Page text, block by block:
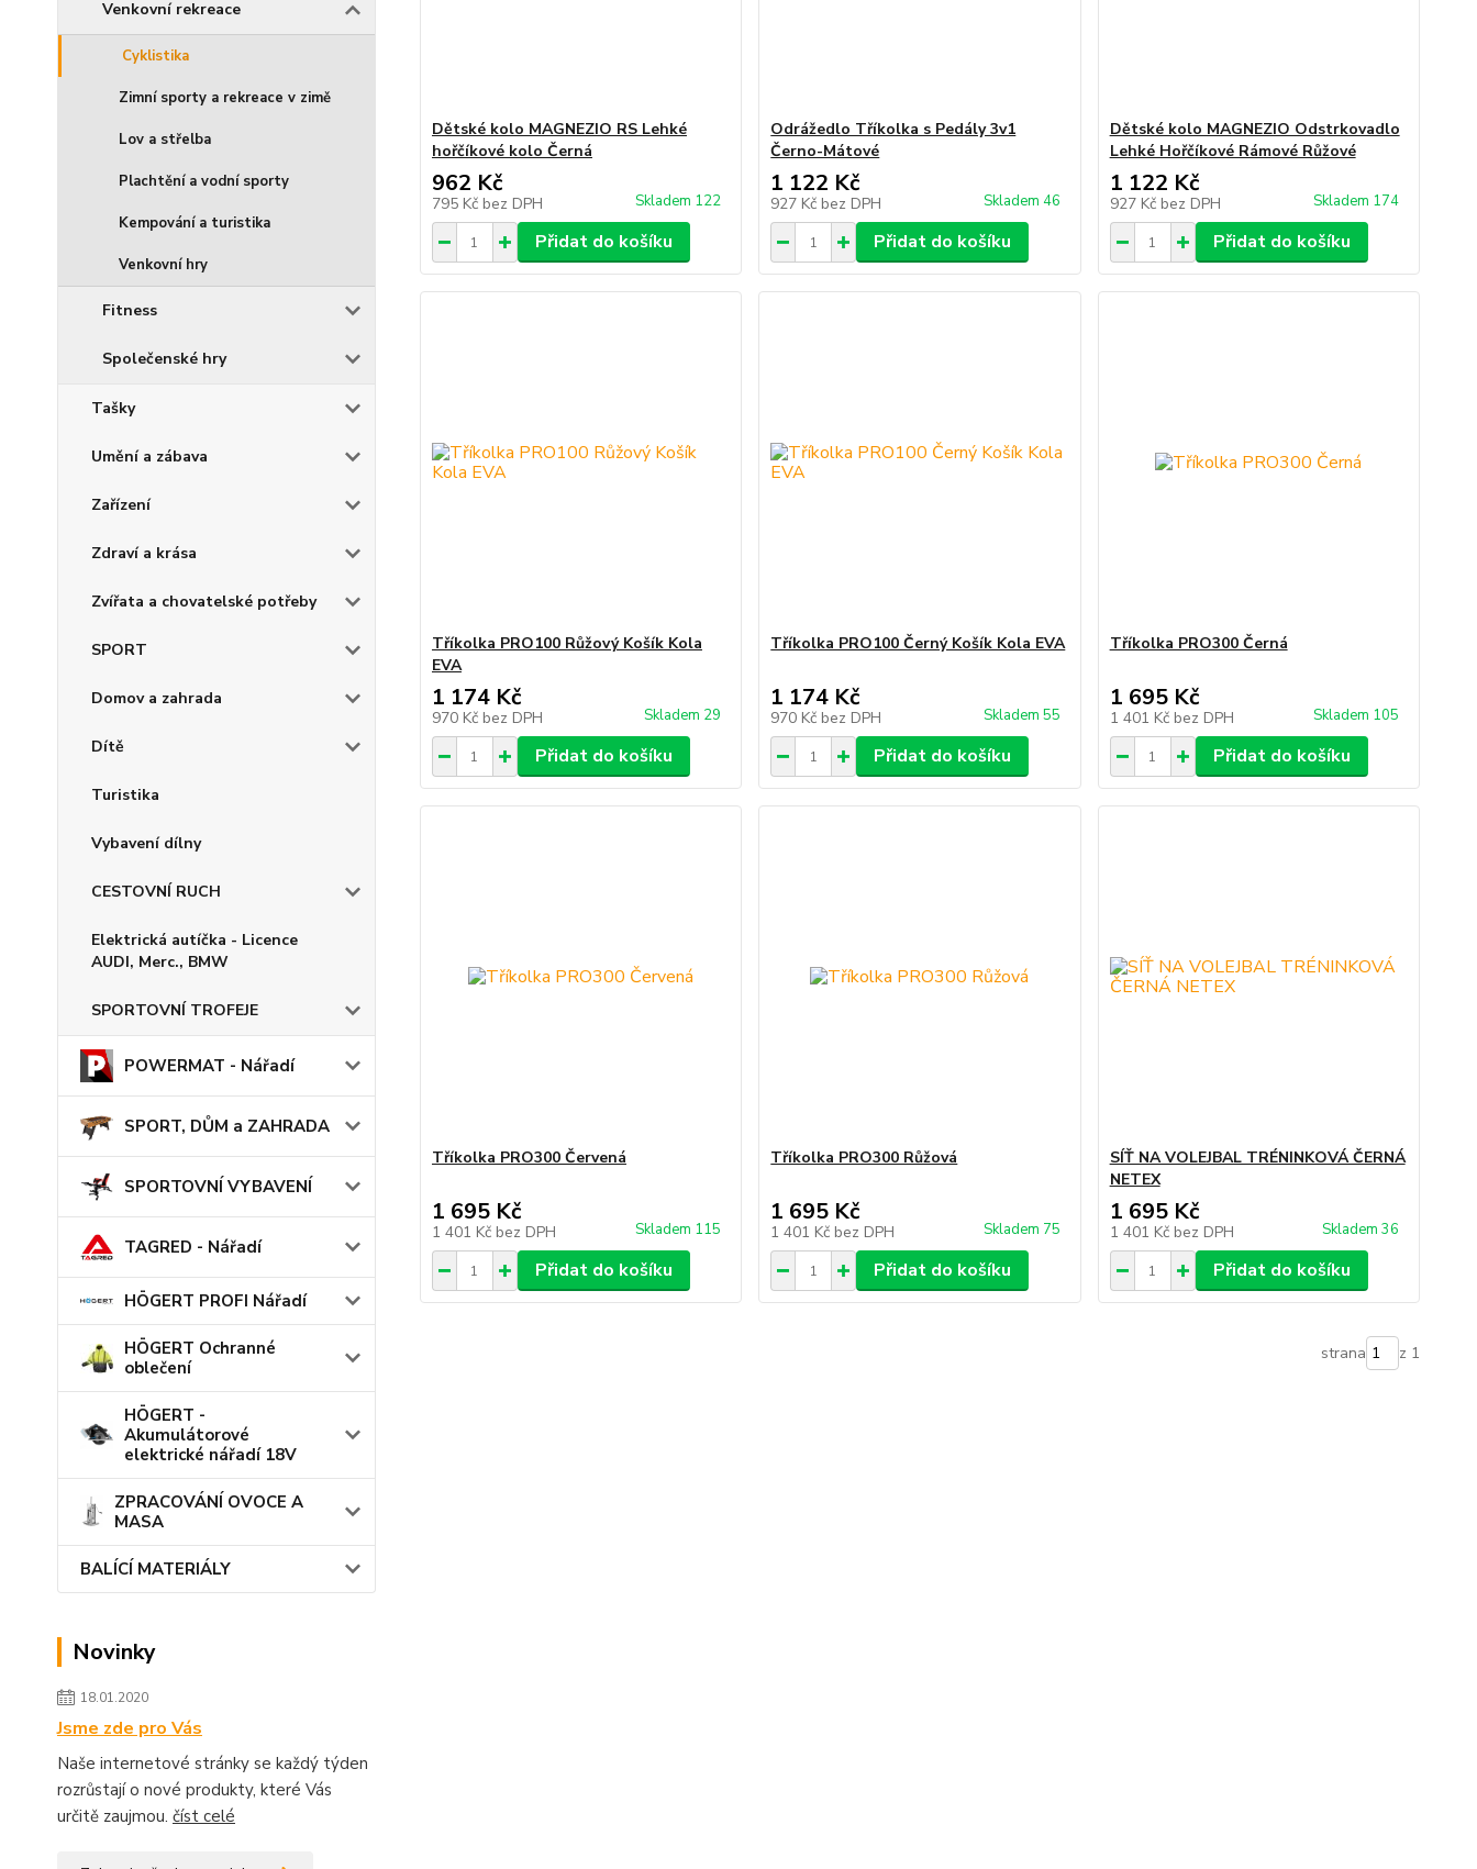
Venkovní rekreace
Cyklistika
Zimní sporty a rekreace v zimě
Lov a střelba
Plachtění a vodní sporty
Kempování a turistika
Venkovní hry
Fitness
Společenské hry
Tašky
Umění a zábava
Zařízení
Zdraví a krása
Zvířata a chovatelské potřeby
SPORT
Domov a zahrada
Dítě
Turistika
Vybavení dílny
CESTOVNÍ RUCH
Elektrická autíčka - Licence
AUDI, Merc., BMW
SPORTOVNÍ TROFEJE
POWERMAT - Nářadí
SPORT, DŮM a ZAHRADA
SPORTOVNÍ VYBAVENÍ
TAGRED - Nářadí
HÖGERT PROFI Nářadí
HÖGERT Ochranné
oblečení
HÖGERT -
Akumulátorové
elektrické nářadí 18V
ZPRACOVÁNÍ OVOCE A
MASA
BALÍCÍ MATERIÁLY
Novinky
18.01.2020
Jsme zde pro Vás
Naše internetové stránky se každý týden
rozrůstají o nové produkty, které Vás
určitě zaujmou. číst celé
Dětské kolo MAGNEZIO RS Lehké
hořčíkové kolo Černá
962 Kč
795 Kč bez DPH Skladem 122
Přidat do košíku
Odrážedlo Tříkolka s Pedály 3v1
Černo-Mátové
1 122 Kč
927 Kč bez DPH Skladem 46
Přidat do košíku
Dětské kolo MAGNEZIO Odstrkovadlo
Lehké Hořčíkové Rámové Růžové
1 122 Kč
927 Kč bez DPH Skladem 174
Přidat do košíku
Tříkolka PRO100 Růžový Košík Kola
EVA
1 174 Kč
970 Kč bez DPH Skladem 29
Přidat do košíku
Tříkolka PRO100 Černý Košík Kola EVA
1 174 Kč
970 Kč bez DPH Skladem 55
Přidat do košíku
Tříkolka PRO300 Černá
1 695 Kč
1 401 Kč bez DPH Skladem 105
Přidat do košíku
Tříkolka PRO300 Červená
1 695 Kč
1 401 Kč bez DPH Skladem 115
Přidat do košíku
Tříkolka PRO300 Růžová
1 695 Kč
1 401 Kč bez DPH Skladem 75
Přidat do košíku
SÍŤ NA VOLEJBAL TRÉNINKOVÁ ČERNÁ
NETEX
1 695 Kč
1 401 Kč bez DPH Skladem 36
Přidat do košíku
strana z 1